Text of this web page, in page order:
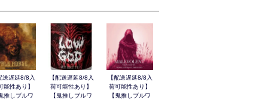
送遅延8/8入
能性あり】
推しブルワ
【配送遅延8/8入
荷可能性あり】
【鬼推しブルワ
【配送遅延8/8入
荷可能性あり】
【鬼推しブルワ